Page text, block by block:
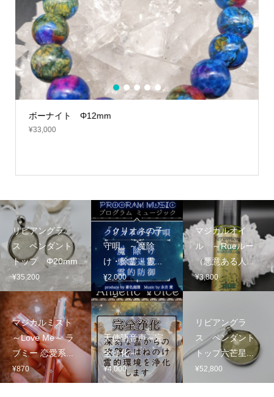
ボーナイト Φ12mm
¥33,000
1 2 3 4 5
リビアングラ
ス ペンダント
トップ Φ20mm
¥35,200
『クリオネの子
守唄』～魔除
け・除霊・霊...
¥2,000
マジカルオイ
ル ～Rueルー
（悪意ある人...
¥3,800
マジカルミスト
～Love Me～ ラ
ブミー 恋愛系...
¥870
天使語音声～完
全浄化～
¥4,000
リビアングラ
ス ペンダント
トップ六芒星...
¥52,800